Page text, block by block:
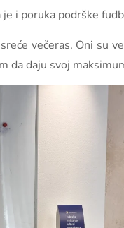
i poruka podrške
večeras. Oni su
da daju svoj